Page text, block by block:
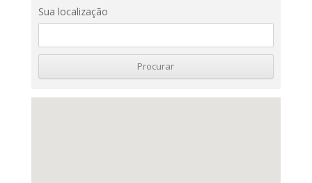
Sua localização